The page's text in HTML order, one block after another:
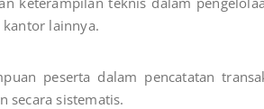
lainnya.
peserta dalam pencatatan
secara sistematis.